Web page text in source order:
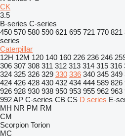
CK
3.5
B-series C-series
450 570 580 590 621 695 721 770 821
series
Caterpillar
12H 12M 120 140 160 226 236 246
306 307 308 311 312 313 314 315 316
324 325 326 329 330 336 340 345 349
424 426 428 430 432 434 444 589 826
926 928 930 938 950 953 955 962 963
992AP C-series CB CS D series E-
MH NR PM RM
CM
Scorpion Torion
MC